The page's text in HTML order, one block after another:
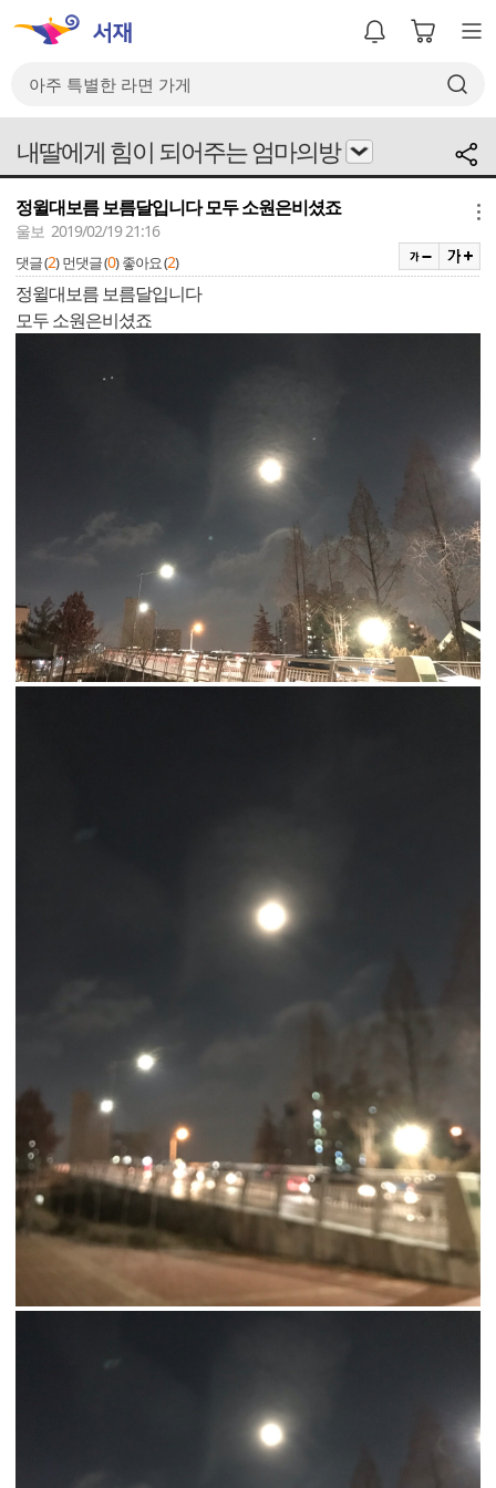
내딸에게 힘이 되어주는 엄마의방
정윌대보름 보름달입니다 모두 소원은비셨죠
울보 2019/02/19 21:16
댓글 (2) 먼댓글 (0) 좋아요 (2)
정윌대보름 보름달입니다
모두 소원은비셨죠